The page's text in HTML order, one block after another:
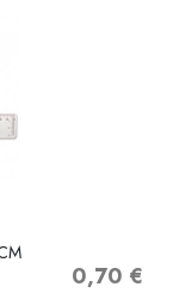
Precio
0,70 €